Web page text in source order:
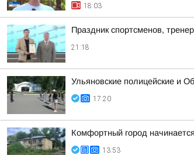
18:03
Праздник спортсменов,
21:18
Ульяновские полицейские и
17:20
Комфортный город
13:53